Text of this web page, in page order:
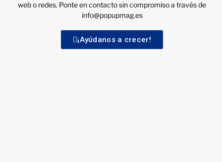
web o redes. Ponte en contacto sin compromiso a través de
info@popupmag.es
¡Ayúdanos a crecer!